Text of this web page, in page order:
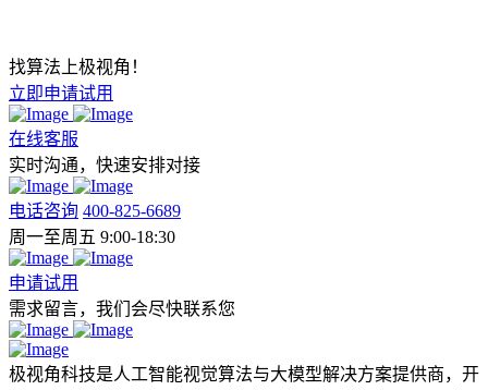
找算法上极视角！
立即申请试用
在线客服
实时沟通，快速安排对接
电话咨询 400-825-6689
周一至周五 9:00-18:30
申请试用
需求留言，我们会尽快联系您
极视角科技是人工智能视觉算法与大模型解决方案提供商，开